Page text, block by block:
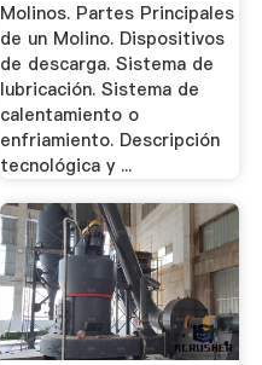
Molinos. Partes Principales
de un Molino. Dispositivos
de descarga. Sistema de
lubricación. Sistema de
calentamiento o
enfriamiento. Descripción
tecnológica y ...